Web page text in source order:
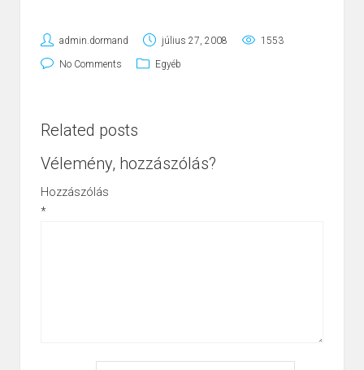
admin.dormand július 27, 2008 1553
No Comments Egyéb
Related posts
Vélemény, hozzászólás?
Hozzászólás
*